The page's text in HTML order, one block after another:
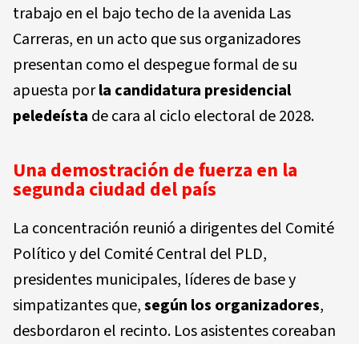
trabajo en el bajo techo de la avenida Las
Carreras, en un acto que sus organizadores
presentan como el despegue formal de su
apuesta porla candidatura presidencial
peledeísta de cara al ciclo electoral de 2028.
Una demostración de fuerza en la
segunda ciudad del país
La concentración reunió a dirigentes del Comité
Político y del Comité Central del PLD,
presidentes municipales, líderes de base y
simpatizantes que,según los organizadores,
desbordaron el recinto. Los asistentes coreaban